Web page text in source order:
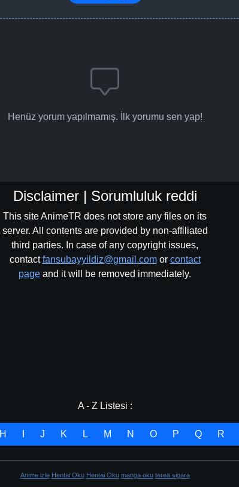
Henüz yorum yapılmamış. İlk yorumu sen yap!
Disclaimer | Sorumluluk reddi
This site AnimeTR does not store any files on its
server. All contents are provided by non-affiliated
third parties. In case of any copyright issues,
contactfansubayyildiz@gmail.comor contact
page and it will be removed immediately.
A - Z Listesi :
H J K L M N O P Q R
Anime izle Hentai Oku Hentai Oku manga oku terea sigara